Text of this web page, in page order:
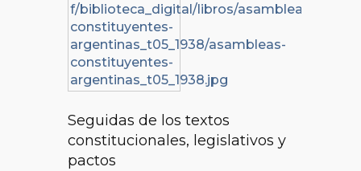
Seguidas de los textos
constitucionales, legislativos y
pactos